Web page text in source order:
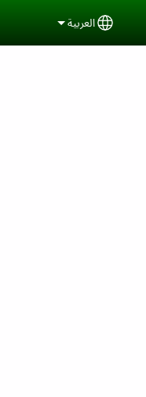
your language
العربية